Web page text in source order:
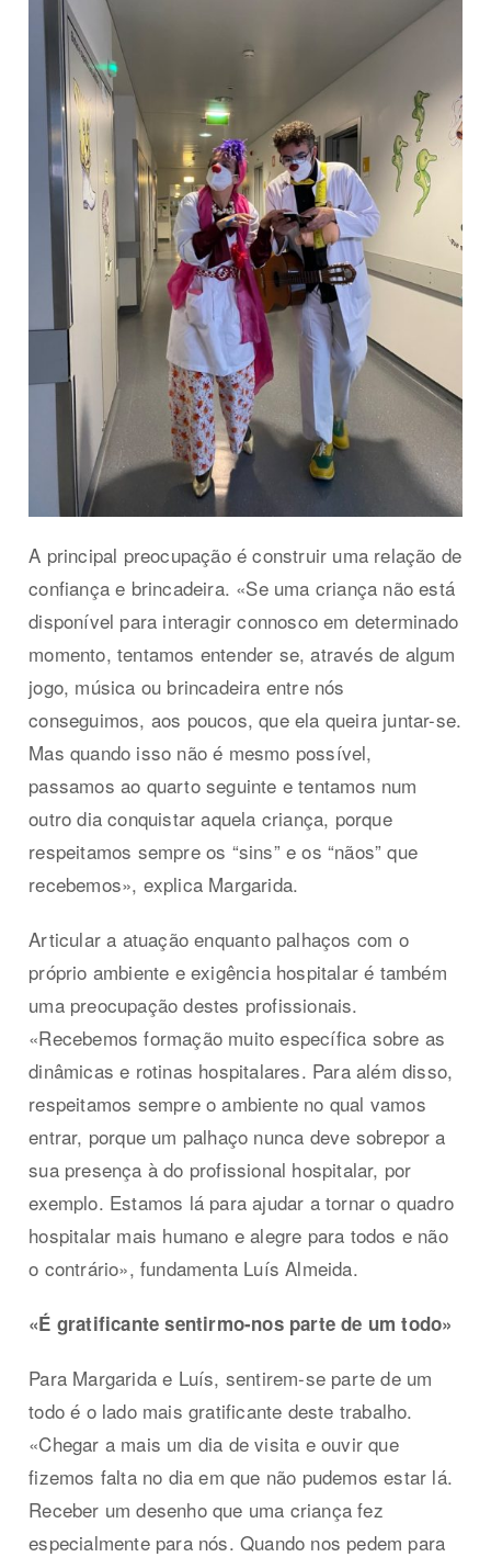
A principal preocupação é construir uma relação de
confiança e brincadeira. «Se uma criança não está
disponível para interagir connosco em determinado
momento, tentamos entender se, através de algum
jogo, música ou brincadeira entre nós
conseguimos, aos poucos, que ela queira juntar-se.
Mas quando isso não é mesmo possível,
passamos ao quarto seguinte e tentamos num
outro dia conquistar aquela criança, porque
respeitamos sempre os “sins” e os “nãos” que
recebemos», explica Margarida.
Articular a atuação enquanto palhaços com o
próprio ambiente e exigência hospitalar é também
uma preocupação destes profissionais.
«Recebemos formação muito específica sobre as
dinâmicas e rotinas hospitalares. Para além disso,
respeitamos sempre o ambiente no qual vamos
entrar, porque um palhaço nunca deve sobrepor a
sua presença à do profissional hospitalar, por
exemplo. Estamos lá para ajudar a tornar o quadro
hospitalar mais humano e alegre para todos e não
o contrário», fundamenta Luís Almeida.
«É gratificante sentirmo-nos parte de um todo»
Para Margarida e Luís, sentirem-se parte de um
todo é o lado mais gratificante deste trabalho.
«Chegar a mais um dia de visita e ouvir que
fizemos falta no dia em que não pudemos estar lá.
Receber um desenho que uma criança fez
especialmente para nós. Quando nos pedem para